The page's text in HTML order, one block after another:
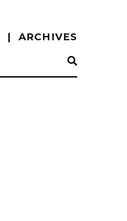
ARCHIVES